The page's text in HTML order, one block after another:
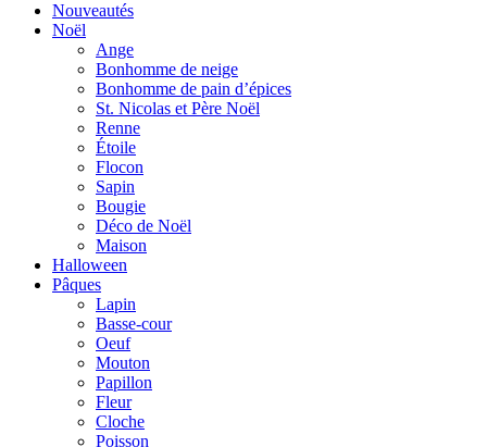
Nouveautés
Noël
Ange
Bonhomme de neige
Bonhomme de pain d’épices
St. Nicolas et Père Noël
Renne
Étoile
Flocon
Sapin
Bougie
Déco de Noël
Maison
Halloween
Pâques
Lapin
Basse-cour
Oeuf
Mouton
Papillon
Fleur
Cloche
Poisson